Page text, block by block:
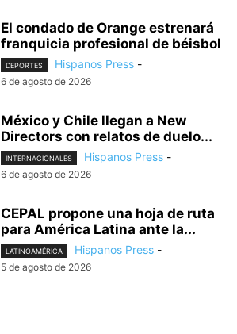
El condado de Orange estrenará
franquicia profesional de béisbol
DEPORTES Hispanos Press -
6 de agosto de 2026
México y Chile llegan a New
Directors con relatos de duelo...
INTERNACIONALES Hispanos Press -
6 de agosto de 2026
CEPAL propone una hoja de ruta
para América Latina ante la...
LATINOAMÉRICA Hispanos Press -
5 de agosto de 2026